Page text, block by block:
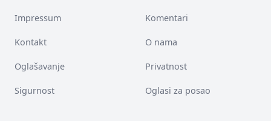
Impressum Komentari
Kontakt O nama
Oglašavanje Privatnost
Sigurnost Oglasi za posao